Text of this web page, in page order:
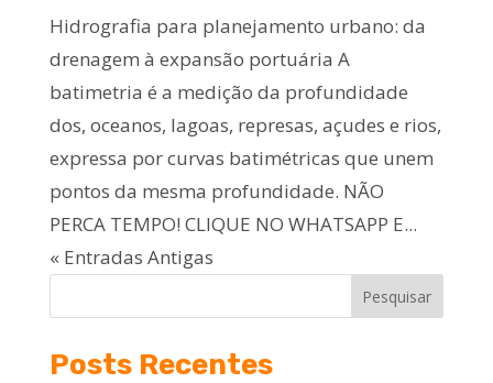
Hidrografia para planejamento urbano: da
drenagem à expansão portuária A
batimetria é a medição da profundidade
dos, oceanos, lagoas, represas, açudes e rios,
expressa por curvas batimétricas que unem
pontos da mesma profundidade. NÃO
PERCA TEMPO! CLIQUE NO WHATSAPP E...
« Entradas Antigas
Pesquisar
Posts Recentes